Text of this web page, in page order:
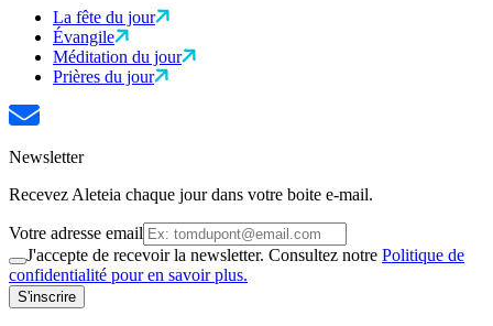
La fête du jour
Évangile
Méditation du jour
Prières du jour
Newsletter
Recevez Aleteia chaque jour dans votre boite e-mail.
Votre adresse email
J'accepte de recevoir la newsletter. Consultez notre Politique de
confidentialité pour en savoir plus.
S'inscrire